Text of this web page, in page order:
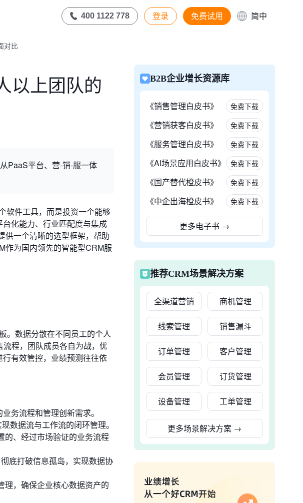
400 1122 778 登录 免费试用 简中
对比
以上团队的
PaaS平台、营-销-服一体
软件工具，而是投资一个能够
化能力、行业匹配度与集成
供一个清晰的选型框架，帮助
作为国内领先的智能型CRM服
。数据分散在不同员工的个人
程，团队成员各自为战，优
有效管控，业绩预测往往依
务流程和管理创新需求。
数据流与工作流的闭环管理。
的、经过市场验证的业务流程
底打破信息孤岛，实现数据协
理，确保企业核心数据资产的
B2B企业增长资源库
《销售管理白皮书》 免费下载
《营销获客白皮书》 免费下载
《服务管理白皮书》 免费下载
《AI场景应用白皮书》 免费下载
《国产替代橙皮书》 免费下载
《中企出海橙皮书》 免费下载
更多电子书 →
推荐CRM场景解决方案
全渠道营销 商机管理
线索管理 销售漏斗
订单管理 客户管理
会员管理 订货管理
设备管理 工单管理
更多场景解决方案 →